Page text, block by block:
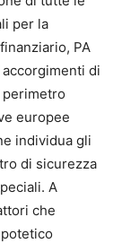
per la
PA
di
europee
individua gli
di sicurezza
A
che